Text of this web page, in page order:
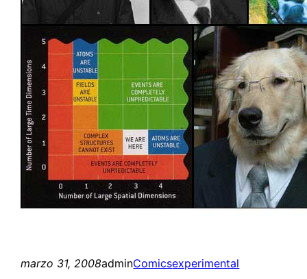
marzo 31, 2008adminComicsexperimental